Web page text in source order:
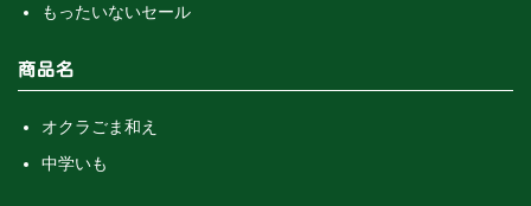
もったいないセール
商品名
オクラごま和え
中学いも